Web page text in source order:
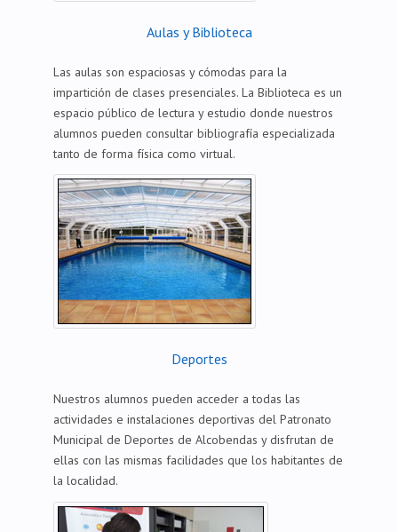
Aulas y Biblioteca
Las aulas son espaciosas y cómodas para la
impartición de clases presenciales. La Biblioteca es un
espacio público de lectura y estudio donde nuestros
alumnos pueden consultar bibliografía especializada
tanto de forma física como virtual.
Deportes
Nuestros alumnos pueden acceder a todas las
actividades e instalaciones deportivas del Patronato
Municipal de Deportes de Alcobendas y disfrutan de
ellas con las mismas facilidades que los habitantes de
la localidad.